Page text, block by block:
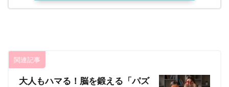
関連記事
大人もハマる！脳を鍛える「パズ